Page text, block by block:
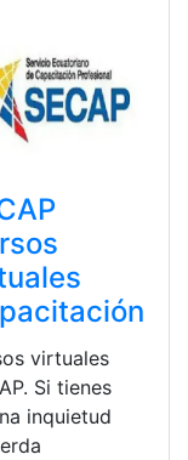
virtuales
Si tienes
inquietud